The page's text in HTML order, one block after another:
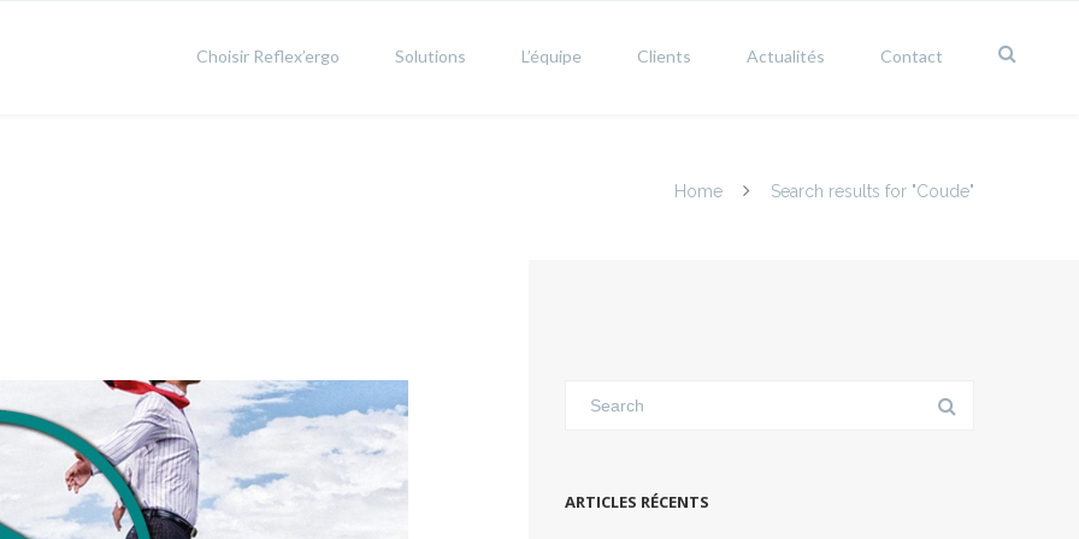
Choisir Reflex’ergo Solutions L’équipe Clients Actualités Contact
Home Search results for "Coude"
ARTICLES RÉCENTS